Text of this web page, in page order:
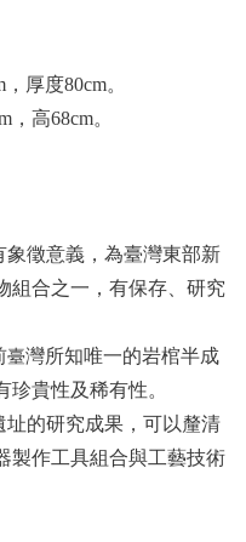
厚度80cm。
高68cm。
象徵意義，為臺灣東部新
組合之一，有保存、研究
臺灣所知唯一的岩棺半成
貴性及稀有性。
的研究成果，可以釐清
製作工具組合與工藝技術